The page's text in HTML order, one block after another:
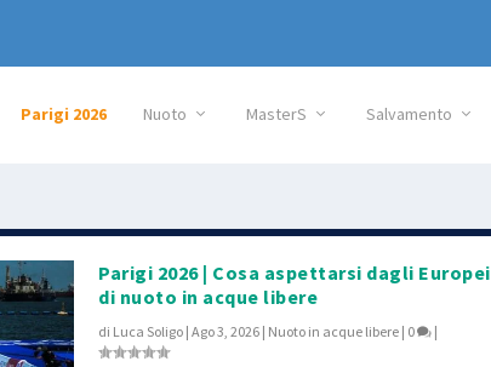
Parigi 2026 Nuoto MasterS Salvamento
Parigi 2026 | Cosa aspettarsi dagli Europei
di nuoto in acque libere
di Luca Soligo | Ago 3, 2026 | Nuoto in acque libere | 0 |